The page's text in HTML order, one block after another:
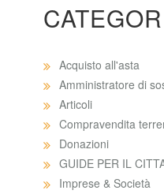
Acquisto all'asta
Amministratore di
Articoli
Compravendita
Donazioni
GUIDE PER IL
Imprese & Società